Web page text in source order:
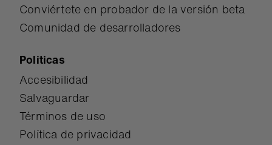
Conviértete en probador de la versión beta
Comunidad de desarrolladores
Políticas
Accesibilidad
Salvaguardar
Términos de uso
Política de privacidad